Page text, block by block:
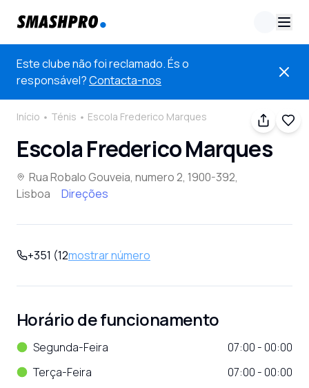
Este clube não foi reclamado. És o
responsável?Contacta-nos
Início Ténis Escola Frederico Marques
Escola Frederico Marques
Rua Robalo Gouveia, numero 2, 1900-392,
Lisboa
Direções
+351 (12mostrar número
Horário de funcionamento
Segunda-Feira
07:00 - 00:00
Terça-Feira
07:00 - 00:00